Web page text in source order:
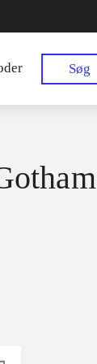
Søg